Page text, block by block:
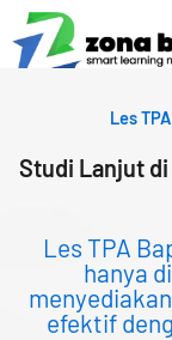
Lewati
ke
konten
Les
Studi Lanjut di
Les TPA
hanya
efektif